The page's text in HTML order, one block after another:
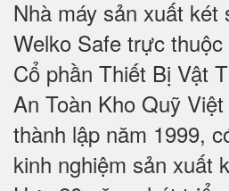
Nhà máy sản xuất két
Welko Safe trực
Cổ phần Thiết Bị Vật
An Toàn Kho Quỹ
thành lập năm 1999,
kinh nghiệm sản xuất